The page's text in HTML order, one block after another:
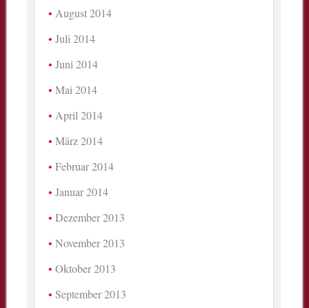
August 2014
Juli 2014
Juni 2014
Mai 2014
April 2014
März 2014
Februar 2014
Januar 2014
Dezember 2013
November 2013
Oktober 2013
September 2013